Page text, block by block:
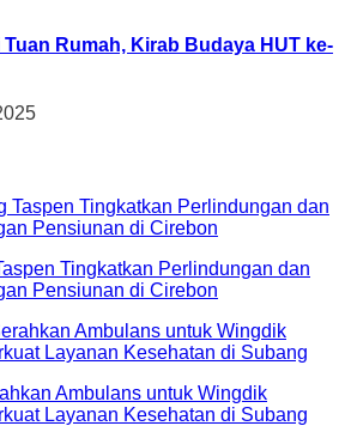
Rumah, Kirab Budaya HUT ke-
Tingkatkan Perlindungan dan
Pensiunan di Cirebon
Ambulans untuk Wingdik
Layanan Kesehatan di Subang